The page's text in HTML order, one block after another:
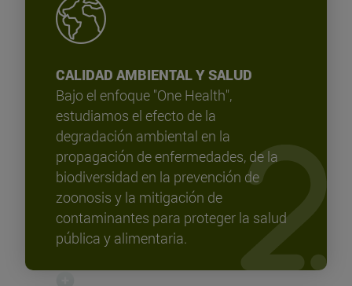
CALIDAD AMBIENTAL Y SALUD
Bajo el enfoque "One Health",
estudiamos el efecto de la
degradación ambiental en la
propagación de enfermedades, de la
biodiversidad en la prevención de
zoonosis y la mitigación de
contaminantes para proteger la salud
pública y alimentaria.